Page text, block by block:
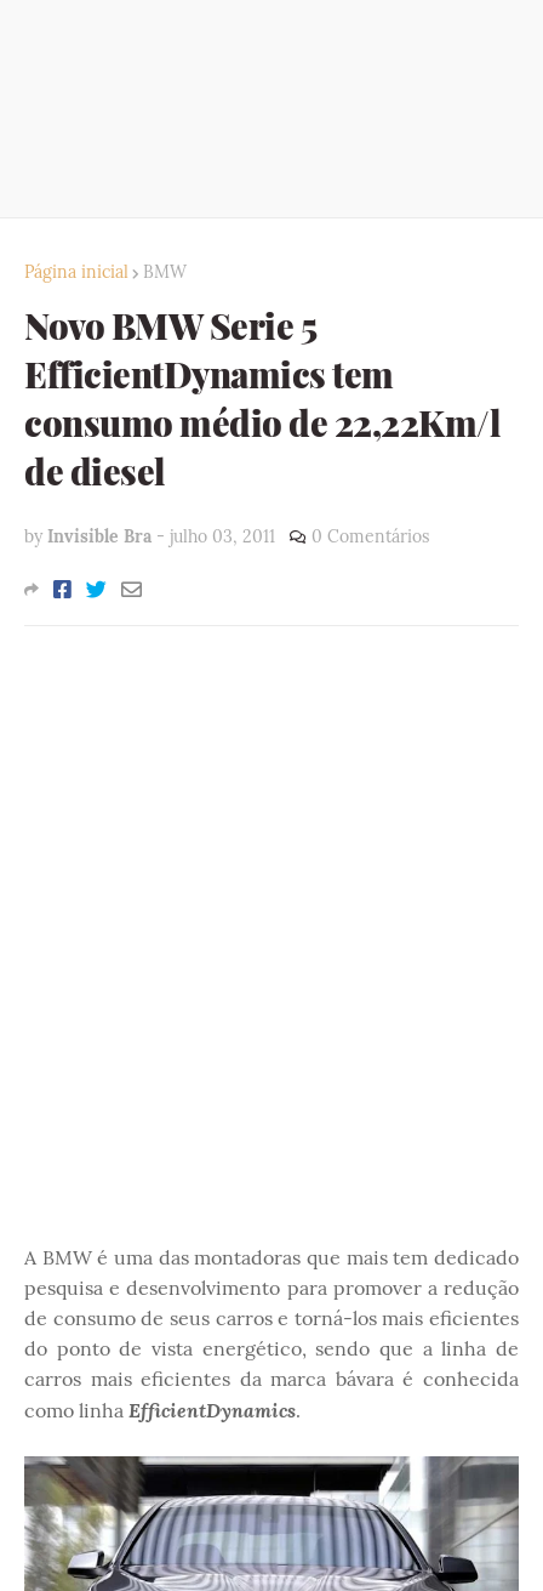
Página inicial BMW
Novo BMW Serie 5
EfficientDynamics tem
consumo médio de 22,22Km/l
de diesel
by Invisible Bra - julho 03, 2011 0 Comentários
A BMW é uma das montadoras que mais tem dedicado
pesquisa e desenvolvimento para promover a redução
de consumo de seus carros e torná-los mais eficientes
do ponto de vista energético, sendo que a linha de
carros mais eficientes da marca bávara é conhecida
como linha EfficientDynamics.